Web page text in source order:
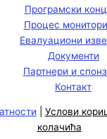
Програмски
Процес
Евалуациони
Документи
Партнери и
Контакт
Услови
колачића